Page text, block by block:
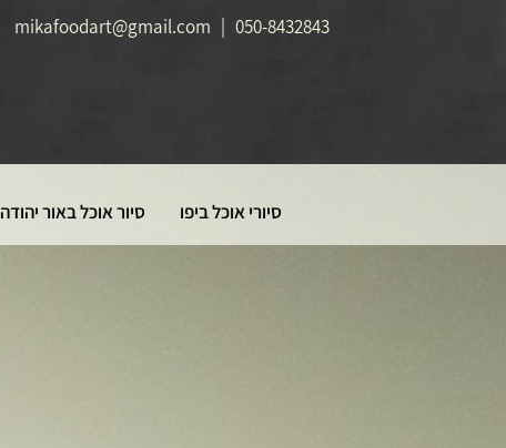
050-8432843
mikafoodart@gmail.com
סיורי אוכל ביפו סיור אוכל באור יהודה